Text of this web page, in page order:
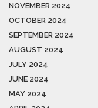
NOVEMBER 2024
OCTOBER 2024
SEPTEMBER 2024
AUGUST 2024
JULY 2024
JUNE 2024
MAY 2024